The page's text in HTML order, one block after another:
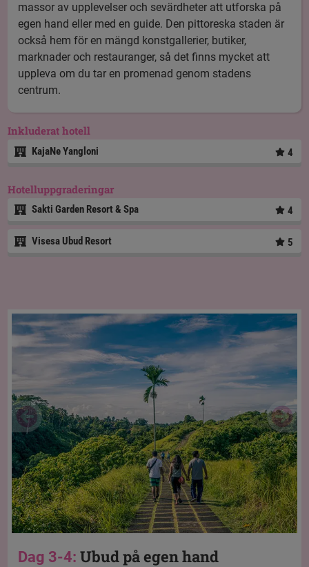
massor av upplevelser och sevärdheter att utforska på
egen hand eller med en guide. Den pittoreska staden är
också hem för en mängd konstgallerier, butiker,
marknader och restauranger, så det finns mycket att
uppleva om du tar en promenad genom stadens
centrum.
Inkluderat hotell
KajaNe Yangloni 4
Hotelluppgraderingar
Sakti Garden Resort & Spa 4
Visesa Ubud Resort 5
Dag 3-4:Ubud på egen hand